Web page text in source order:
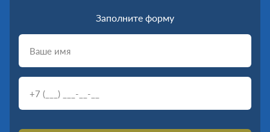
Заполните форму